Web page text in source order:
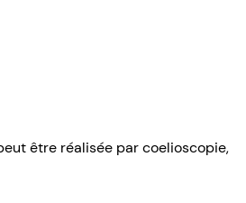
être réalisée par coelioscopie,